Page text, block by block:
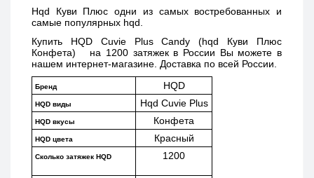
Hqd Куви Плюс одни из самых востребованных и
самые популярных hqd.
Купить HQD Cuvie Plus Candy (hqd Куви Плюс
Конфета) на 1200 затяжек в России Вы можете в
нашем интернет-магазине. Доставка по всей России.
Бренд HQD
HQD виды Hqd Cuvie Plus
HQD вкусы Конфета
HQD цвета Красный
Сколько затяжек HQD 1200